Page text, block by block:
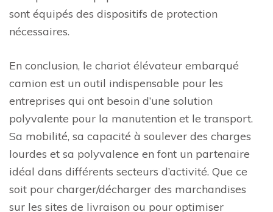
sont équipés des dispositifs de protection
nécessaires.
En conclusion, le chariot élévateur embarqué
camion est un outil indispensable pour les
entreprises qui ont besoin d’une solution
polyvalente pour la manutention et le transport.
Sa mobilité, sa capacité à soulever des charges
lourdes et sa polyvalence en font un partenaire
idéal dans différents secteurs d’activité. Que ce
soit pour charger/décharger des marchandises
sur les sites de livraison ou pour optimiser